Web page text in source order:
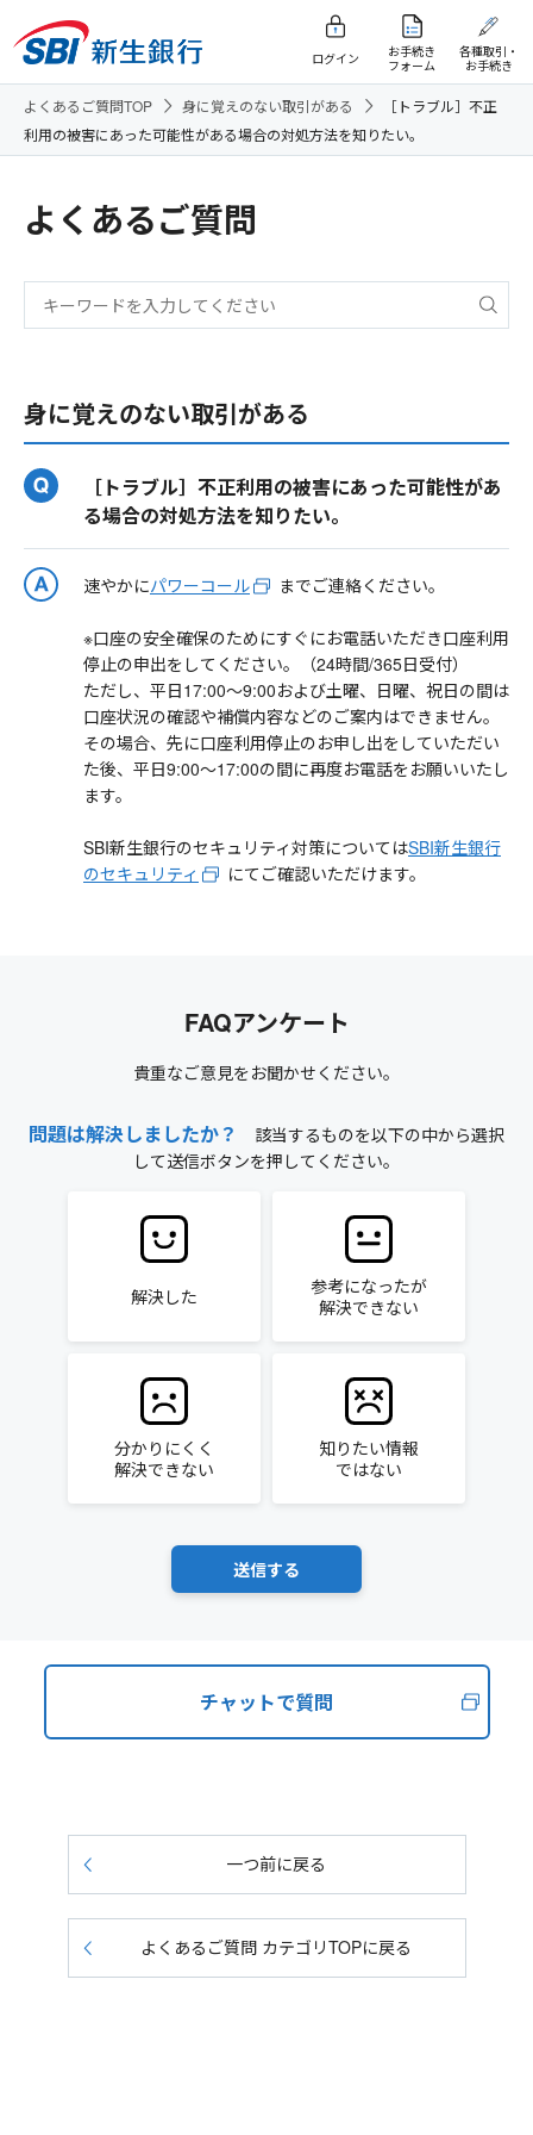
ログイン
お手続き
フォーム
各種取引・
お手続き
よくあるご質問TOP 身に覚えのない取引がある
［トラブル］不正
利用の被害にあった可能性がある場合の対処方法を知りたい。
よくあるご質問
身に覚えのない取引がある
［トラブル］不正利用の被害にあった可能性があ
る場合の対処方法を知りたい。
速やかにパワーコール までご連絡ください。
※口座の安全確保のためにすぐにお電話いただき口座利用
停止の申出をしてください。（24時間/365日受付）
ただし、平日17:00～9:00および土曜、日曜、祝日の間は
口座状況の確認や補償内容などのご案内はできません。
その場合、先に口座利用停止のお申し出をしていただい
た後、平日9:00～17:00の間に再度お電話をお願いいたし
ます。
SBI新生銀行のセキュリティ対策についてはSBI新生銀行
のセキュリティ
にてご確認いただけます。
FAQアンケート
貴重なご意見をお聞かせください。
問題は解決しましたか？
該当するものを以下の中から選択
して送信ボタンを押してください。
解決した
参考になったが
解決できない
分かりにくく
解決できない
知りたい情報
ではない
チャットで質問
一つ前に戻る
よくあるご質問 カテゴリTOPに戻る